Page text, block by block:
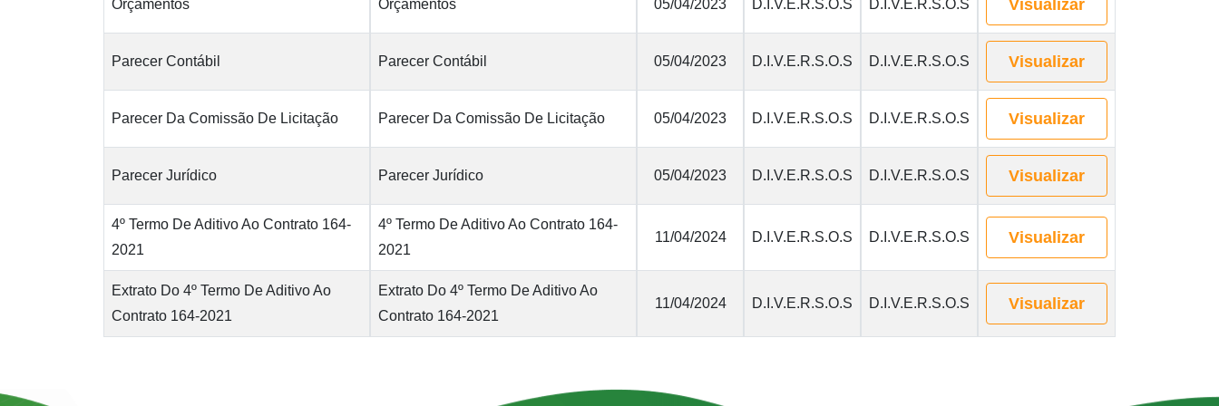
Orçamentos Orçamentos 05/04/2023 D.I.V.E.R.S.O.S D.I.V.E.R.S.O.S Visualizar
Parecer Contábil Parecer Contábil 05/04/2023 D.I.V.E.R.S.O.S D.I.V.E.R.S.O.S Visualizar
Parecer Da Comissão De Licitação Parecer Da Comissão De Licitação 05/04/2023 D.I.V.E.R.S.O.S D.I.V.E.R.S.O.S Visualizar
Parecer Jurídico Parecer Jurídico 05/04/2023 D.I.V.E.R.S.O.S D.I.V.E.R.S.O.S Visualizar
4º Termo De Aditivo Ao Contrato 164-
2021
4º Termo De Aditivo Ao Contrato 164-
2021
11/04/2024 D.I.V.E.R.S.O.S D.I.V.E.R.S.O.S Visualizar
Extrato Do 4º Termo De Aditivo Ao
Contrato 164-2021
Extrato Do 4º Termo De Aditivo Ao
Contrato 164-2021
11/04/2024 D.I.V.E.R.S.O.S D.I.V.E.R.S.O.S Visualizar